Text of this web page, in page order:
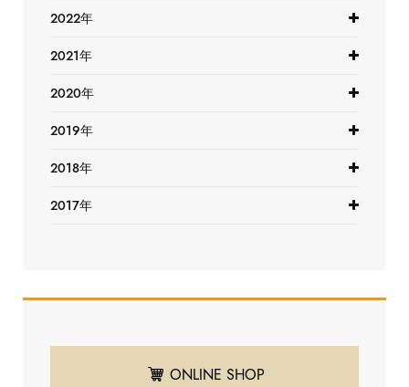
2022年
2021年
2020年
2019年
2018年
2017年
ONLINE SHOP